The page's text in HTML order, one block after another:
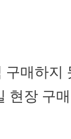
구매하지
현장 구